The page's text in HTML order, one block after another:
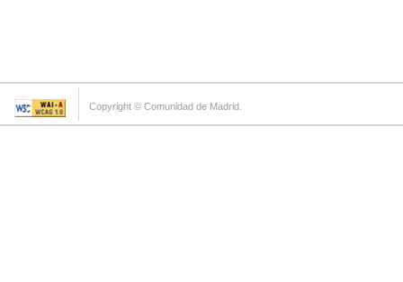
Copyright © Comunidad de Madrid.